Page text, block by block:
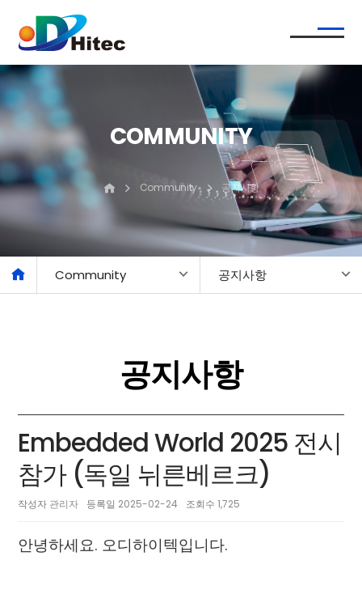
COMMUNITY
Community 공지사항
Community 공지사항
공지사항
Embedded World 2025 전시
참가 (독일 뉘른베르크)
작성자 관리자 등록일 2025-02-24 조회수 1,725
안녕하세요. 오디하이텍입니다.